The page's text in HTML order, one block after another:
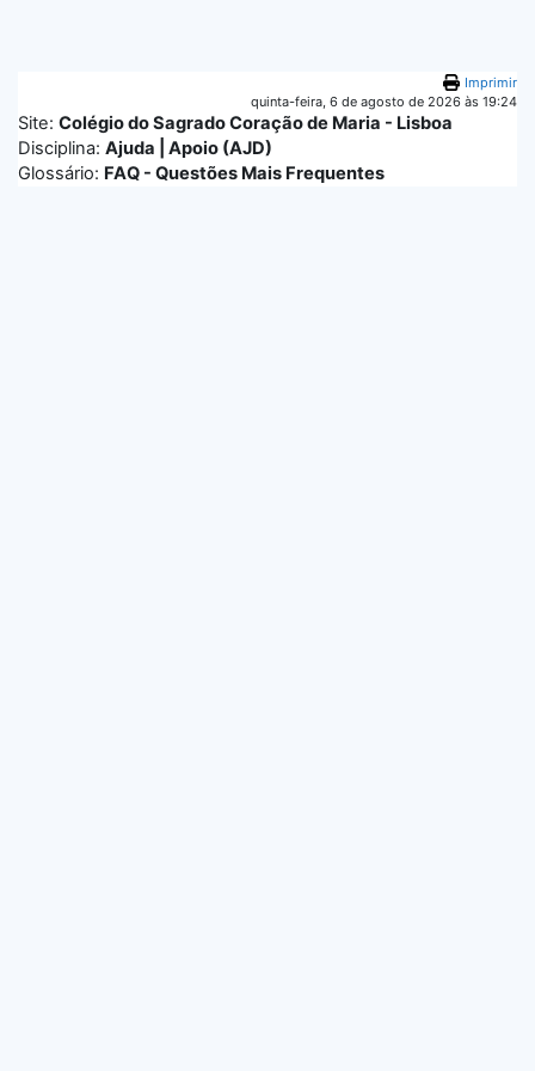
Imprimir
quinta-feira, 6 de agosto de 2026 às 19:24
Site: Colégio do Sagrado Coração de Maria - Lisboa
Disciplina: Ajuda | Apoio (AJD)
Glossário: FAQ - Questões Mais Frequentes